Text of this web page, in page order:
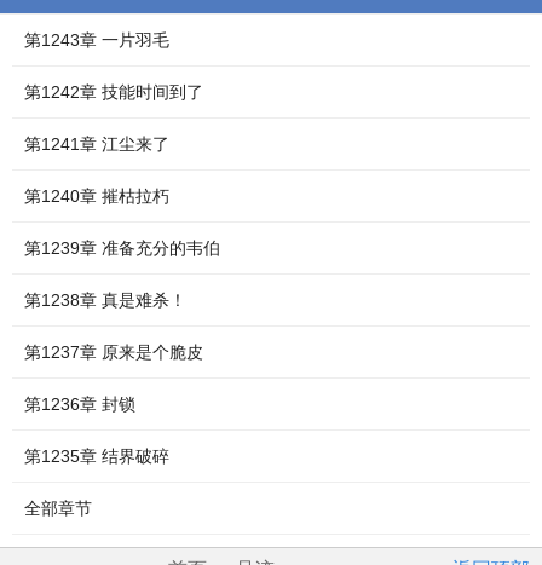
第1243章 一片羽毛
第1242章 技能时间到了
第1241章 江尘来了
第1240章 摧枯拉朽
第1239章 准备充分的韦伯
第1238章 真是难杀！
第1237章 原来是个脆皮
第1236章 封锁
第1235章 结界破碎
全部章节